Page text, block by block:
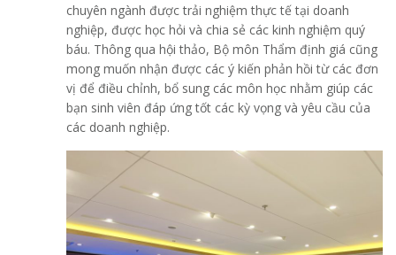
chuyên ngành được trải nghiệm thực tế tại doanh
nghiệp, được học hỏi và chia sẻ các kinh nghiệm quý
báu. Thông qua hội thảo, Bộ môn Thẩm định giá cũng
mong muốn nhận được các ý kiến phản hồi từ các đơn
vị để điều chỉnh, bổ sung các môn học nhằm giúp các
bạn sinh viên đáp ứng tốt các kỳ vọng và yêu cầu của
các doanh nghiệp.